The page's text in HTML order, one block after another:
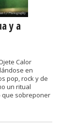
y a
Calor
en
pop, rock y de
un ritual
que sobreponer